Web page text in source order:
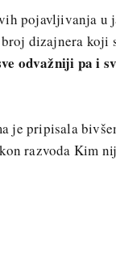
pojavljivanja u
dizajnera
odvažniji pa i
je pripisala
razvoda Kim